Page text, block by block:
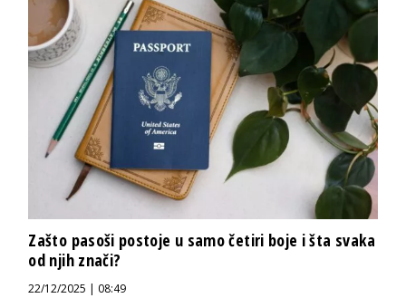
Zašto pasoši postoje u samo četiri boje i šta svaka
od njih znači?
22/12/2025 | 08:49